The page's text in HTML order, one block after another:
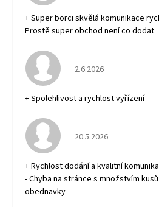
+ Super borci skvělá komunikace
Prostě super obchod není co dodat
Hodnocení obchodu je
2.6.2026
+ Spolehlivost a rychlost vyřízení
Hodnocení obchodu je
20.5.2026
+ Rychlost dodání a kvalitní
- Chyba na stránce s množstvím
obednavky